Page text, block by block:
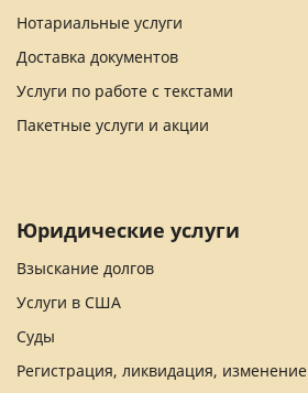
Нотариальные услуги
Доставка документов
Услуги по работе с текстами
Пакетные услуги и акции
Юридические услуги
Взыскание долгов
Услуги в США
Суды
Регистрация, ликвидация, изменение